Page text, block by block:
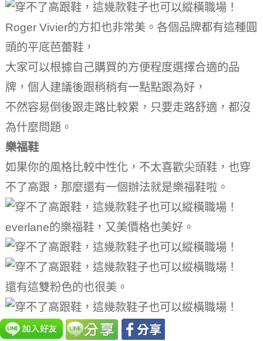
Roger Vivier的方扣也非常美。 各個品牌都有這種圓
頭的平底芭蕾鞋，
大家可以根據自己購買的方便程度選擇合適的品
牌，個人建議後跟稍稍有一點點跟為好，
不然容易倒後跟走路比較累，只要走路舒適，都沒
為什麼問題。
樂福鞋
如果你的風格比較中性化，不太喜歡尖頭鞋，也穿
不了高跟，那麼還有一個辦法就是樂福鞋啦。
everlane的樂福鞋，又美價格也美好。
還有這雙粉色的也很美。
平時逛街比較少，偶爾路過專櫃的一層，看到國內